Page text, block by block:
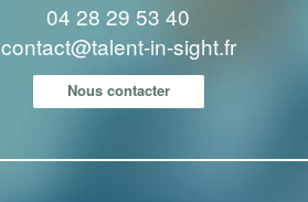
04 28 29 53 40
contact@talent-in-sight.fr
Nous contacter